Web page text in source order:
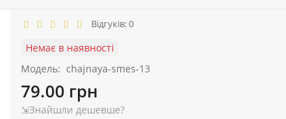
Відгуків: 0
Немає в наявності
Модель: chajnaya-smes-13
79.00 грн
⇲Знайшли дешевше?